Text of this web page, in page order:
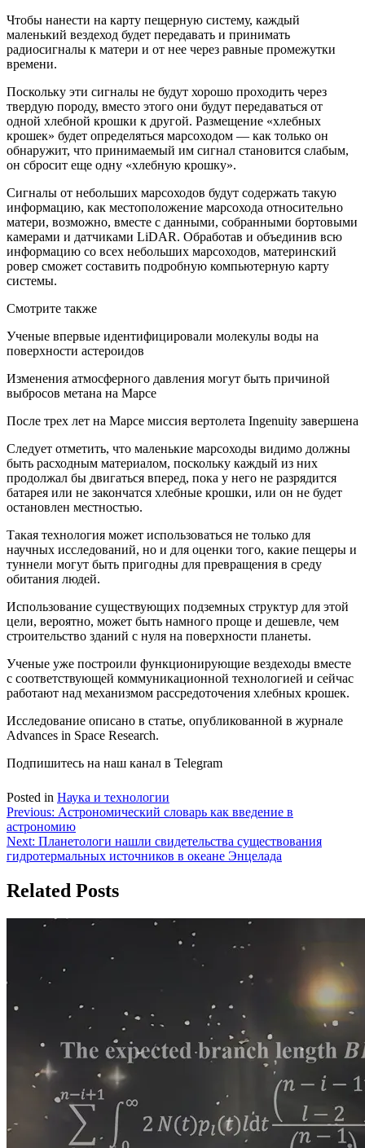
Чтобы нанести на карту пещерную систему, каждый
маленький вездеход будет передавать и принимать
радиосигналы к матери и от нее через равные промежутки
времени.
Поскольку эти сигналы не будут хорошо проходить через
твердую породу, вместо этого они будут передаваться от
одной хлебной крошки к другой. Размещение «хлебных
крошек» будет определяться марсоходом — как только он
обнаружит, что принимаемый им сигнал становится слабым,
он сбросит еще одну «хлебную крошку».
Сигналы от небольших марсоходов будут содержать такую ​​
информацию, как местоположение марсохода относительно
матери, возможно, вместе с данными, собранными бортовыми
камерами и датчиками LiDAR. Обработав и объединив всю
информацию со всех небольших марсоходов, материнский
ровер сможет составить подробную компьютерную карту
системы.
Смотрите также
Ученые впервые идентифицировали молекулы воды на
поверхности астероидов
Изменения атмосферного давления могут быть причиной
выбросов метана на Марсе
После трех лет на Марсе миссия вертолета Ingenuity завершена
Следует отметить, что маленькие марсоходы видимо должны
быть расходным материалом, поскольку каждый из них
продолжал бы двигаться вперед, пока у него не разрядится
батарея или не закончатся хлебные крошки, или он не будет
остановлен местностью.
Такая технология может использоваться не только для
научных исследований, но и для оценки того, какие пещеры и
туннели могут быть пригодны для превращения в среду
обитания людей.
Использование существующих подземных структур для этой
цели, вероятно, может быть намного проще и дешевле, чем
строительство зданий с нуля на поверхности планеты.
Ученые уже построили функционирующие вездеходы вместе
с соответствующей коммуникационной технологией и сейчас
работают над механизмом рассредоточения хлебных крошек.
Исследование описано в статье, опубликованной в журнале
Advances in Space Research.
Подпишитесь на наш канал в Telegram
Posted in Наука и технологии
Навигация
по
записям
Previous: Астрономический словарь как введение в
астрономию
Next: Планетологи нашли свидетельства существования
гидротермальных источников в океане Энцелада
Related Posts